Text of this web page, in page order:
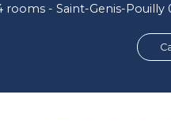
rooms - Saint-Genis-Pouilly